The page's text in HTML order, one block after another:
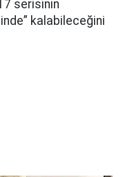
serisinin
kalabileceğini